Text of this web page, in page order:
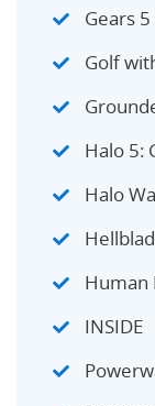
Gears
Golf
Halo 5:
Halo
Human
INSIDE